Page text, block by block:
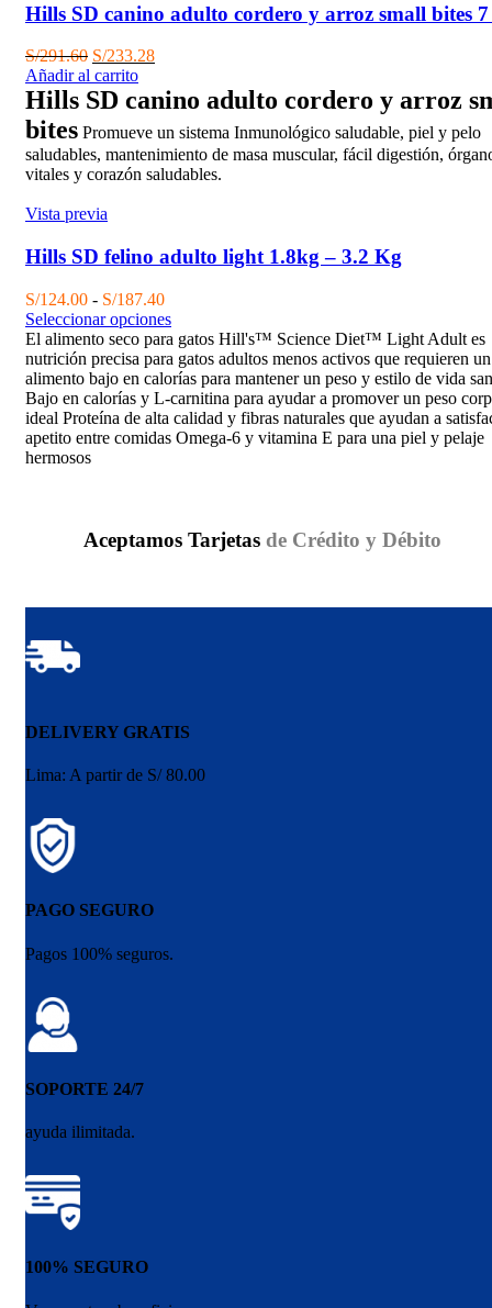
Hills SD canino adulto cordero y arroz small bites
S/291.60 El
precio
original
era:
S/291.60.
S/233.28El
actual
es:
S/233.28.
Añadir al carrito
Hills SD canino adulto cordero y arroz
bites Promueve un sistema Inmunológico saludable, piel y pelo
saludables, mantenimiento de masa muscular, fácil digestión,
vitales y corazón saludables.
Vista previa
Hills SD felino adulto light 1.8kg – 3.2 Kg
S/124.00 - S/187.40Rango
de
precios:
desde
S/124.00
hasta
S/187.40
Seleccionar opciones
El alimento seco para gatos Hill's™ Science Diet™ Light Adult es
nutrición precisa para gatos adultos menos activos que requieren un
alimento bajo en calorías para mantener un peso y estilo de vida
Bajo en calorías y L-carnitina para ayudar a promover un peso
ideal Proteína de alta calidad y fibras naturales que ayudan a
apetito entre comidas Omega-6 y vitamina E para una piel y pelaje
hermosos
Aceptamos Tarjetas de Crédito y Débito
DELIVERY GRATIS
Lima: A partir de S/ 80.00
PAGO SEGURO
Pagos 100% seguros.
SOPORTE 24/7
ayuda ilimitada.
100% SEGURO